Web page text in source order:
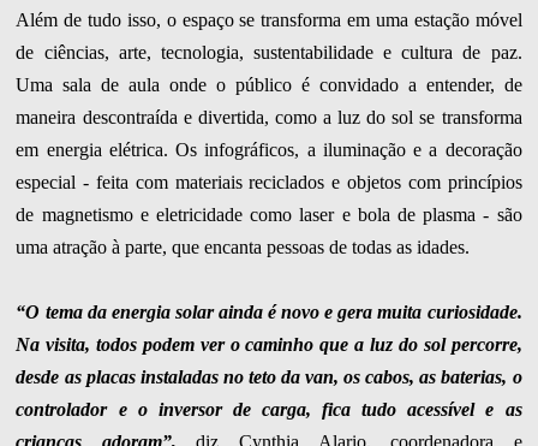
Além de tudo isso, o espaço se transforma em uma estação móvel
de ciências, arte, tecnologia, sustentabilidade e cultura de paz.
Uma sala de aula onde o público é convidado a entender, de
maneira descontraída e divertida, como a luz do sol se transforma
em energia elétrica. Os infográficos, a iluminação e a decoração
especial - feita com materiais reciclados e objetos com princípios
de magnetismo e eletricidade como laser e bola de plasma - são
uma atração à parte, que encanta pessoas de todas as idades.
“O tema da energia solar ainda é novo e gera muita curiosidade.
Na visita, todos podem ver o caminho que a luz do sol percorre,
desde as placas instaladas no teto da van, os cabos, as baterias, o
controlador e o inversor de carga, fica tudo acessível e as
crianças adoram”, diz Cynthia Alario, coordenadora e